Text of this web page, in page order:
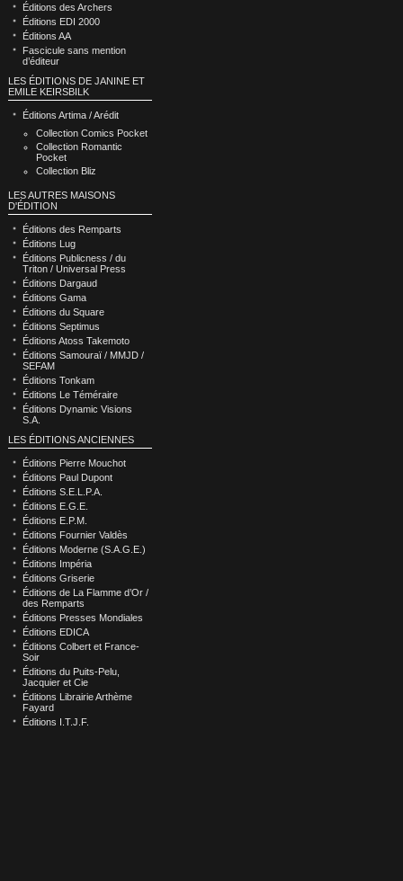
Éditions des Archers
Éditions EDI 2000
Éditions AA
Fascicule sans mention
d’éditeur
LES ÉDITIONS DE JANINE ET
EMILE KEIRSBILK
Éditions Artima / Arédit
Collection Comics Pocket
Collection Romantic
Pocket
Collection Bliz
LES AUTRES MAISONS
D'ÉDITION
Éditions des Remparts
Éditions Lug
Éditions Publicness / du
Triton / Universal Press
Éditions Dargaud
Éditions Gama
Éditions du Square
Éditions Septimus
Éditions Atoss Takemoto
Éditions Samouraï / MMJD /
SEFAM
Éditions Tonkam
Éditions Le Téméraire
Éditions Dynamic Visions
S.A.
LES ÉDITIONS ANCIENNES
Éditions Pierre Mouchot
Éditions Paul Dupont
Éditions S.E.L.P.A.
Éditions E.G.E.
Éditions E.P.M.
Éditions Fournier Valdès
Éditions Moderne (S.A.G.E.)
Éditions Impéria
Éditions Griserie
Éditions de La Flamme d’Or /
des Remparts
Éditions Presses Mondiales
Éditions EDICA
Éditions Colbert et France-
Soir
Éditions du Puits-Pelu,
Jacquier et Cie
Éditions Librairie Arthème
Fayard
Éditions I.T.J.F.